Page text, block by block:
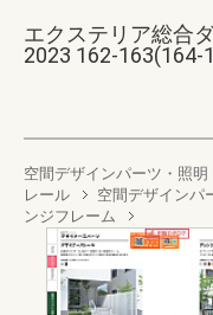
エクステリア総合
2023 162-163(164-
空間デザインパーツ・照明
レール
空間デザインパ
ンジフレーム